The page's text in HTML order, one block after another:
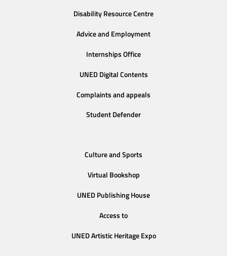
Disability Resource Centre
Advice and Employment
Internships Office
UNED Digital Contents
Complaints and appeals
Student Defender
Culture and Sports
Virtual Bookshop
UNED Publishing House
Access to
UNED Artistic Heritage Expo